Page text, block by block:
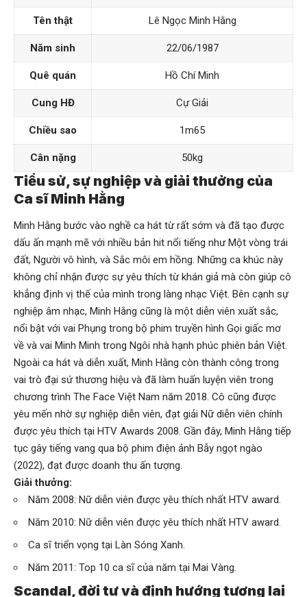
Tên thật Lê Ngọc Minh Hằng
Năm sinh 22/06/1987
Quê quán Hồ Chí Minh
Cung HĐ Cự Giải
Chiều sao 1m65
Cân nặng 50kg
Tiểu sử, sự nghiệp và giải thưởng của
Ca sĩ Minh Hằng
Minh Hằng bước vào nghề ca hát từ rất sớm và đã tạo được
dấu ấn mạnh mẽ với nhiều bản hit nổi tiếng như Một vòng trái
đất, Người vô hình, và Sắc môi em hồng. Những ca khúc này
không chỉ nhận được sự yêu thích từ khán giả mà còn giúp cô
khẳng định vị thế của mình trong làng nhạc Việt. Bên cạnh sự
nghiệp âm nhạc, Minh Hằng cũng là một diễn viên xuất sắc,
nổi bật với vai Phụng trong bộ phim truyền hình Gọi giấc mơ
về và vai Minh Minh trong Ngôi nhà hạnh phúc phiên bản Việt.
Ngoài ca hát và diễn xuất, Minh Hằng còn thành công trong
vai trò đại sứ thương hiệu và đã làm huấn luyện viên trong
chương trình The Face Việt Nam năm 2018. Cô cũng được
yêu mến nhờ sự nghiệp diễn viên, đạt giải Nữ diễn viên chính
được yêu thích tại HTV Awards 2008. Gần đây, Minh Hằng tiếp
tục gây tiếng vang qua bộ phim điện ảnh Bẫy ngọt ngào
(2022), đạt được doanh thu ấn tượng.
Giải thưởng:
Năm 2008: Nữ diễn viên được yêu thích nhất HTV award.
Năm 2010: Nữ diễn viên được yêu thích nhất HTV award.
Ca sĩ triển vọng tại Làn Sóng Xanh.
Năm 2011: Top 10 ca sĩ của năm tại Mai Vàng.
Scandal, đời tư và định hướng tương lai